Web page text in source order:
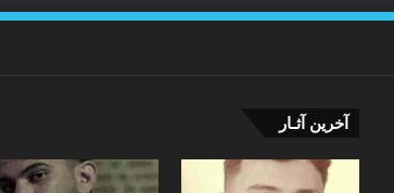
آخرین آثـار